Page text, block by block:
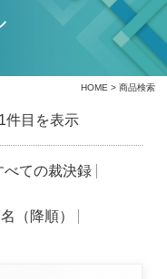
HOME > 商品検索
目を表示
べての裁決録
（降順）